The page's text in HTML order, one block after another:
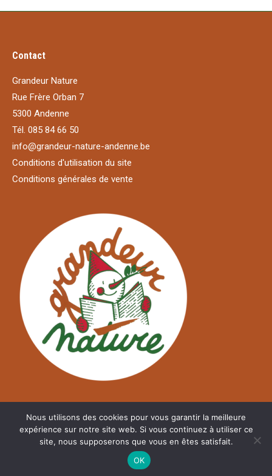
Contact
Grandeur Nature
Rue Frère Orban 7
5300 Andenne
Tél. 085 84 66 50
info@grandeur-nature-andenne.be
Conditions d'utilisation du site
Conditions générales de vente
A2NM.COM
Nous utilisons des cookies pour vous garantir la meilleure
expérience sur notre site web. Si vous continuez à utiliser ce
site, nous supposerons que vous en êtes satisfait.
OK